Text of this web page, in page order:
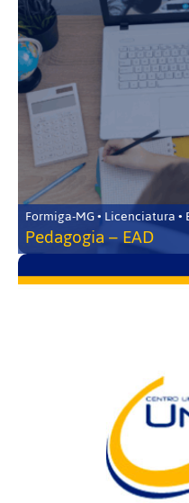
Formiga-MG • Licenciatura •
Pedagogia – EAD